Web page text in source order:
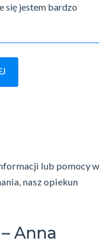
się jestem bardzo
lub pomocy w
nasz opiekun
Anna